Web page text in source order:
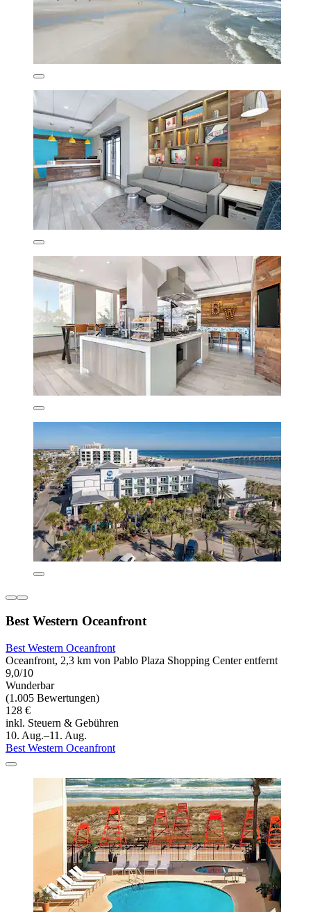
Best Western Oceanfront
Best Western Oceanfront
Oceanfront, 2,3 km von Pablo Plaza Shopping Center entfernt
9,0/10
Wunderbar
(1.005 Bewertungen)
128 €
inkl. Steuern & Gebühren
10. Aug.–11. Aug.
Best Western Oceanfront